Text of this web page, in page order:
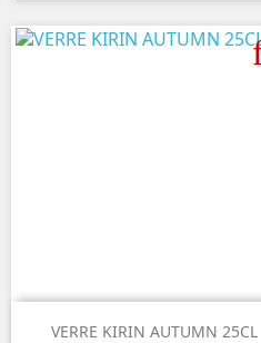
 Aperçu rapide
VERRE KIRIN AUTUMN 25CL